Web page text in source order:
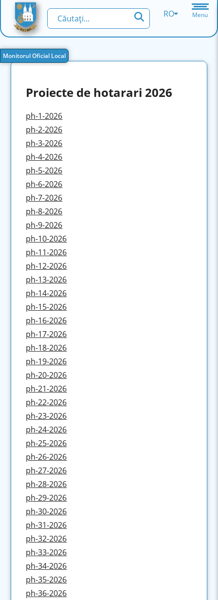
RO Menu
Monitorul Oficial Local
Proiecte de hotarari 2026
ph-1-2026
ph-2-2026
ph-3-2026
ph-4-2026
ph-5-2026
ph-6-2026
ph-7-2026
ph-8-2026
ph-9-2026
ph-10-2026
ph-11-2026
ph-12-2026
ph-13-2026
ph-14-2026
ph-15-2026
ph-16-2026
ph-17-2026
ph-18-2026
ph-19-2026
ph-20-2026
ph-21-2026
ph-22-2026
ph-23-2026
ph-24-2026
ph-25-2026
ph-26-2026
ph-27-2026
ph-28-2026
ph-29-2026
ph-30-2026
ph-31-2026
ph-32-2026
ph-33-2026
ph-34-2026
ph-35-2026
ph-36-2026